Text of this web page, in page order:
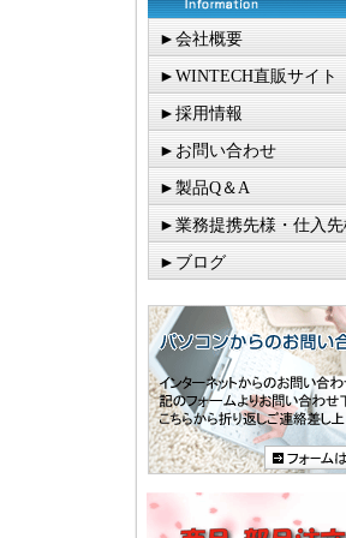
►会社概要
►WINTECH直販サイト
►採用情報
►お問い合わせ
►製品Q＆A
►業務提携先様・仕入
►ブログ